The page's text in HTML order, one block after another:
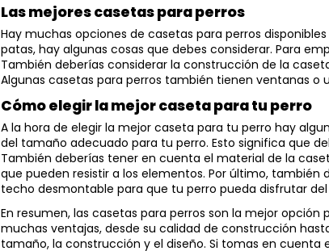
Las mejores casetas para perros
Hay muchas opciones de casetas para perros
patas, hay algunas cosas que debes considerar. Para
También deberías considerar la construcción de la
Algunas casetas para perros también tienen ventanas
Cómo elegir la mejor caseta para tu perro
A la hora de elegir la mejor caseta para tu perro hay
del tamaño adecuado para tu perro. Esto significa que
También deberías tener en cuenta el material de la
que pueden resistir a los elementos. Por último, también
techo desmontable para que tu perro pueda disfrutar del
En resumen, las casetas para perros son la mejor
muchas ventajas, desde su calidad de construcción
tamaño, la construcción y el diseño. Si tomas en